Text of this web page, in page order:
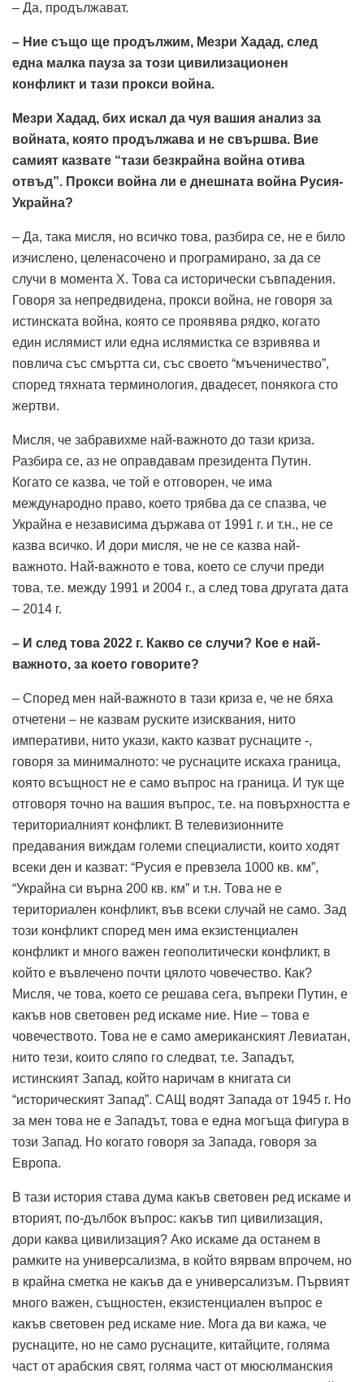
– Да, продължават.
– Ние също ще продължим, Мезри Хадад, след
една малка пауза за този цивилизационен
конфликт и тази прокси война.
Мезри Хадад, бих искал да чуя вашия анализ за
войната, която продължава и не свършва. Вие
самият казвате “тази безкрайна война отива
отвъд”. Прокси война ли е днешната война Русия-
Украйна?
– Да, така мисля, но всичко това, разбира се, не е било
изчислено, целенасочено и програмирано, за да се
случи в момента Х. Това са исторически съвпадения.
Говоря за непредвидена, прокси война, не говоря за
истинската война, която се проявява рядко, когато
един ислямист или една ислямистка се взривява и
повлича със смъртта си, със своето “мъченичество”,
според тяхната терминология, двадесет, понякога сто
жертви.
Мисля, че забравихме най-важното до тази криза.
Разбира се, аз не оправдавам президента Путин.
Когато се казва, че той е отговорен, че има
международно право, което трябва да се спазва, че
Украйна е независима държава от 1991 г. и т.н., не се
казва всичко. И дори мисля, че не се казва най-
важното. Най-важното е това, което се случи преди
това, т.е. между 1991 и 2004 г., а след това другата дата
– 2014 г.
– И след това 2022 г. Какво се случи? Кое е най-
важното, за което говорите?
– Според мен най-важното в тази криза е, че не бяха
отчетени – не казвам руските изисквания, нито
императиви, нито укази, както казват руснаците -,
говоря за минималното: че руснаците искаха граница,
която всъщност не е само въпрос на граница. И тук ще
отговоря точно на вашия въпрос, т.е. на повърхността е
териториалният конфликт. В телевизионните
предавания виждам големи специалисти, които ходят
всеки ден и казват: “Русия е превзела 1000 кв. км”,
“Украйна си върна 200 кв. км” и т.н. Това не е
териториален конфликт, във всеки случай не само. Зад
този конфликт според мен има екзистенциален
конфликт и много важен геополитически конфликт, в
който e въвлечено почти цялото човечество. Как?
Мисля, че това, което се решава сега, въпреки Путин, е
какъв нов световен ред искаме ние. Ние – това е
човечеството. Това не е само американският Левиатан,
нито тези, които сляпо го следват, т.е. Западът,
истинският Запад, който наричам в книгата си
“историческият Запад”. САЩ водят Запада от 1945 г. Но
за мен това не е Западът, това е една могъща фигура в
този Запад. Но когато говоря за Запада, говоря за
Европа.
В тази история става дума какъв световен ред искаме и
вторият, по-дълбок въпрос: какъв тип цивилизация,
дори каква цивилизация? Ако искаме да останем в
рамките на универсализма, в който вярвам впрочем, но
в крайна сметка не какъв да е универсализъм. Първият
много важен, същностен, екзистенциален въпрос е
какъв световен ред искаме ние. Мога да ви кажа, че
руснаците, но не само руснаците, китайците, голяма
част от арабския свят, голяма част от мюсюлманския